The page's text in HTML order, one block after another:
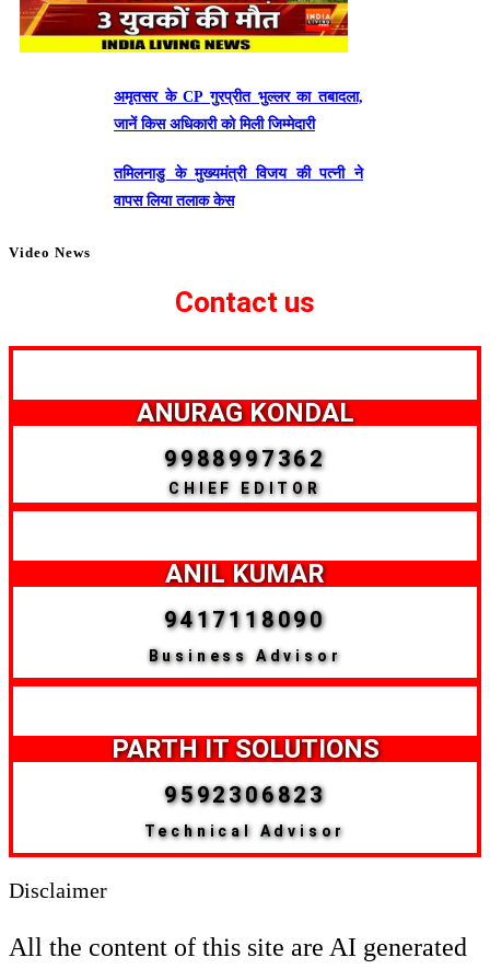
अमृतसर के CP गुरप्रीत भुल्लर का तबादला,
जानें किस अधिकारी को मिली जिम्मेदारी
तमिलनाडु के मुख्यमंत्री विजय की पत्नी ने
वापस लिया तलाक केस
Video News
Contact us
ANURAG KONDAL
9988997362
CHIEF EDITOR
ANIL KUMAR
9417118090
Business Advisor
PARTH IT SOLUTIONS
9592306823
Technical Advisor
Disclaimer
All the content of this site are AI generated